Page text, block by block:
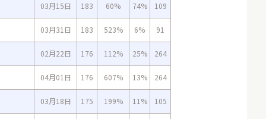
03月15日 183 60% 74% 109
03月31日 183 523% 6% 91
02月22日 176 112% 25% 264
04月01日 176 607% 13% 264
03月18日 175 199% 11% 105